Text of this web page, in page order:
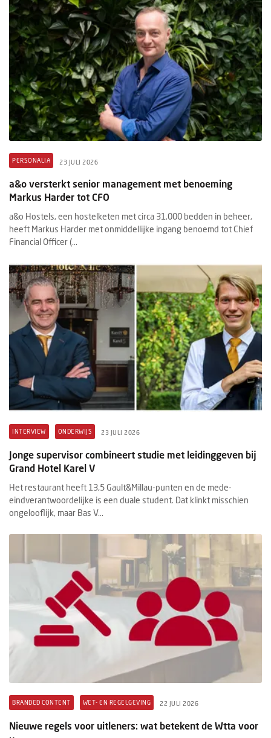
PERSONALIA 23 JULI 2026
a&o versterkt senior management met benoeming
Markus Harder tot CFO
a&o Hostels, een hostelketen met circa 31.000 bedden in beheer,
heeft Markus Harder met onmiddellijke ingang benoemd tot Chief
Financial Officer (...
INTERVIEW ONDERWIJS 23 JULI 2026
Jonge supervisor combineert studie met leidinggeven bij
Grand Hotel Karel V
Het restaurant heeft 13,5 Gault&Millau-punten en de mede-
eindverantwoordelijke is een duale student. Dat klinkt misschien
ongelooflijk, maar Bas V...
BRANDED CONTENT WET- EN REGELGEVING 22 JULI 2026
Nieuwe regels voor uitleners: wat betekent de Wtta voor